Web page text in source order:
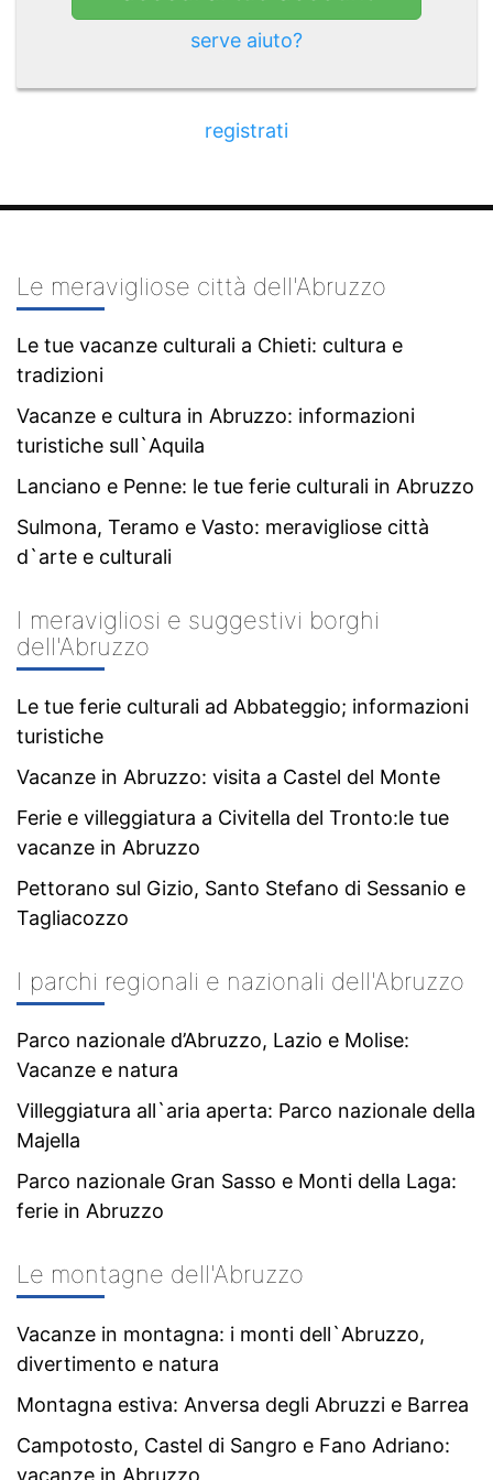
serve aiuto?
registrati
Le meravigliose città dell'Abruzzo
Le tue vacanze culturali a Chieti: cultura e
tradizioni
Vacanze e cultura in Abruzzo: informazioni
turistiche sull`Aquila
Lanciano e Penne: le tue ferie culturali in Abruzzo
Sulmona, Teramo e Vasto: meravigliose città
d`arte e culturali
I meravigliosi e suggestivi borghi
dell'Abruzzo
Le tue ferie culturali ad Abbateggio; informazioni
turistiche
Vacanze in Abruzzo: visita a Castel del Monte
Ferie e villeggiatura a Civitella del Tronto:le tue
vacanze in Abruzzo
Pettorano sul Gizio, Santo Stefano di Sessanio e
Tagliacozzo
I parchi regionali e nazionali dell'Abruzzo
Parco nazionale d’Abruzzo, Lazio e Molise:
Vacanze e natura
Villeggiatura all`aria aperta: Parco nazionale della
Majella
Parco nazionale Gran Sasso e Monti della Laga:
ferie in Abruzzo
Le montagne dell'Abruzzo
Vacanze in montagna: i monti dell`Abruzzo,
divertimento e natura
Montagna estiva: Anversa degli Abruzzi e Barrea
Campotosto, Castel di Sangro e Fano Adriano:
vacanze in Abruzzo